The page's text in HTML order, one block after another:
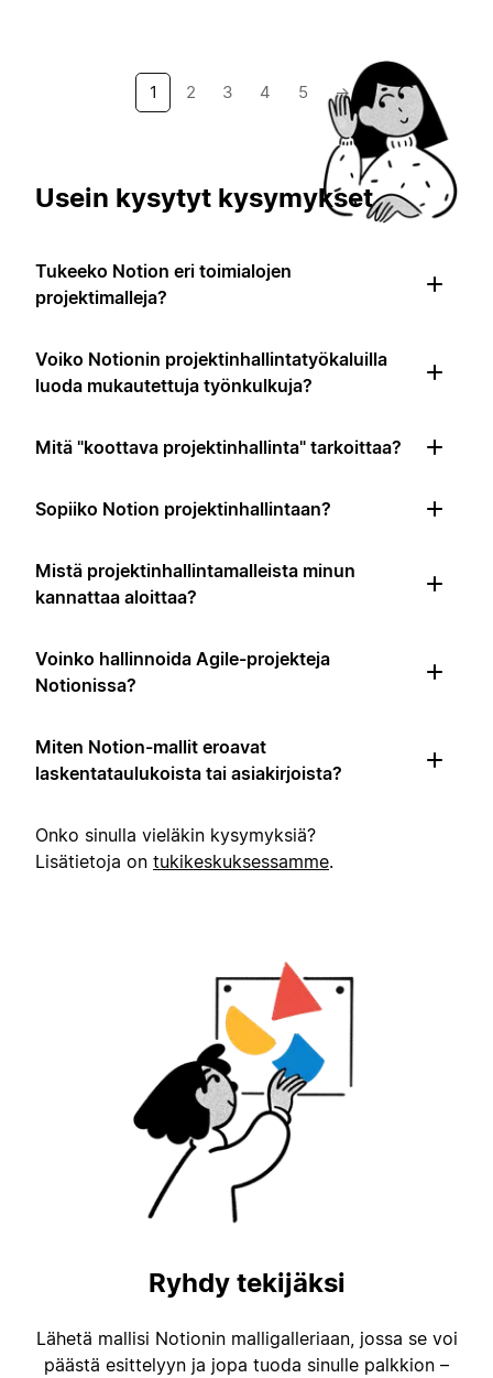
1 2 3 4 5 →
Usein kysytyt kysymykset
Tukeeko Notion eri toimialojen
projektimalleja?
Voiko Notionin projektinhallintatyökaluilla
luoda mukautettuja työnkulkuja?
Mitä "koottava projektinhallinta" tarkoittaa?
Sopiiko Notion projektinhallintaan?
Mistä projektinhallintamalleista minun
kannattaa aloittaa?
Voinko hallinnoida Agile-projekteja
Notionissa?
Miten Notion-mallit eroavat
laskentataulukoista tai asiakirjoista?
Onko sinulla vieläkin kysymyksiä?
Lisätietoja on tukikeskuksessamme.
Ryhdy tekijäksi
Lähetä mallisi Notionin malligalleriaan, jossa se voi
päästä esittelyyn ja jopa tuoda sinulle palkkion –